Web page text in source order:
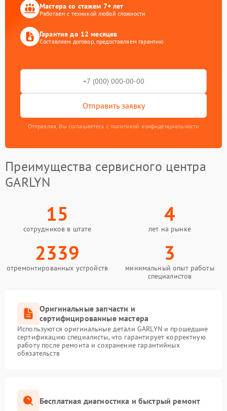
Мастера со стажем 7+ лет
Работаем с техникой любой сложности
Гарантия до 12 месяцев
Составляем договор, предоставляем гарантию
Отправить заявку
Отправляя, Вы соглашаетесь с политикой конфиденциальности
Преимущества сервисного центра
GARLYN
15
сотрудников в штате
4
лет на рынке
2339
отремонтированных устройств
3
минимальный опыт работы
специалистов
Оригинальные запчасти и
сертифицированные мастера
Используются оригинальные детали GARLYN и прошедшие
сертификацию специалисты, что гарантирует корректную
работу после ремонта и сохранение гарантийных
обязательств
Бесплатная диагностика и быстрый ремонт